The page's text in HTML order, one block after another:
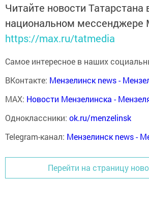
Читайте новости Татарстана
национальном мессенджере
https://max.ru/tatmedia
Самое интересное в наших
ВКонтакте: Мензелинск news -
MAX: Новости Мензелинска -
Одноклассники: ok.ru/menzelinsk
Telegram-канал: Мензелинск news -
Перейти на страницу